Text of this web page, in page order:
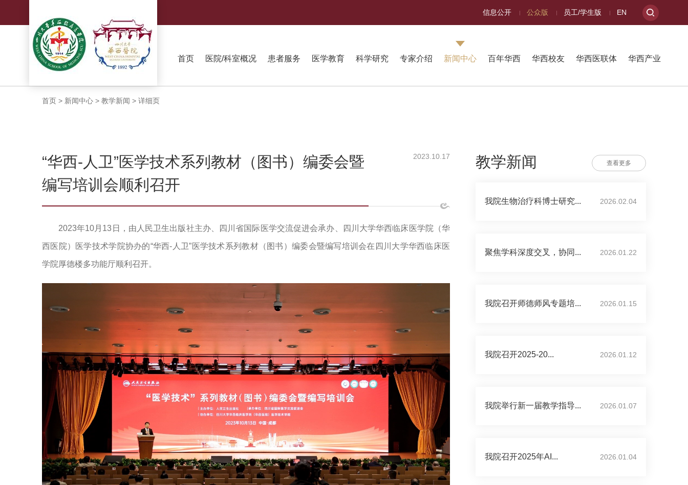
信息公开 公众版 员工/学生版 EN
首页 医院/科室概况 患者服务 医学教育 科学研究 专家介绍 新闻中心 百年华西 华西校友 华西医联体 华西产业
首页 > 新闻中心 > 教学新闻 > 详细页
“华西-人卫”医学技术系列教材（图书）编委会暨
编写培训会顺利召开
2023.10.17
2023年10月13日，由人民卫生出版社主办、四川省国际医学交流促进会承办、四川大学华西临床医学院（华
西医院）医学技术学院协办的“华西-人卫”医学技术系列教材（图书）编委会暨编写培训会在四川大学华西临床医
学院厚德楼多功能厅顺利召开。
教学新闻 查看更多
我院生物治疗科博士研究... 2026.02.04
聚焦学科深度交叉，协同... 2026.01.22
我院召开师德师风专题培... 2026.01.15
我院召开2025-20... 2026.01.12
我院举行新一届教学指导... 2026.01.07
我院召开2025年AI... 2026.01.04